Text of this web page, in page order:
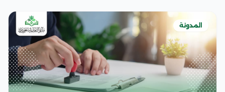
المدونة